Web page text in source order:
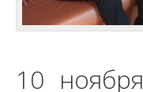
10